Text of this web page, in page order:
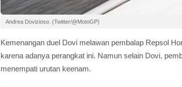
Andrea Dovizioso. (Twitter/@MotoGP)
Kemenangan duel Dovi melawan pembalap Repsol
karena adanya perangkat ini. Namun selain Dovi,
menempati urutan keenam.